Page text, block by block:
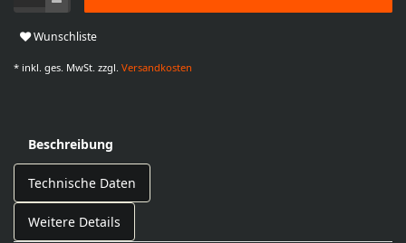
Wunschliste
* inkl. ges. MwSt. zzgl. Versandkosten
Beschreibung
Technische Daten
Weitere Details